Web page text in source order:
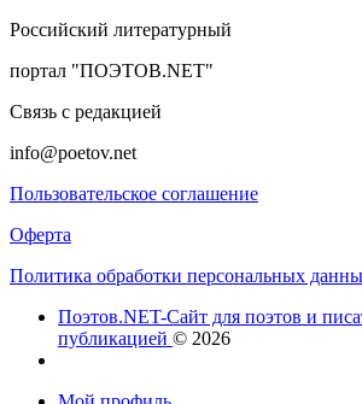
Российский литературный
портал "ПОЭТОВ.NET"
Связь с редакцией
info@poetov.net
Пользовательское соглашение
Оферта
Политика обработки персональных
Поэтов.NET-Сайт для поэтов и
публикацией © 2026